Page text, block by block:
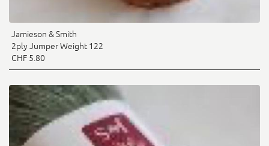
Jamieson & Smith
2ply Jumper Weight 122
CHF 5.80